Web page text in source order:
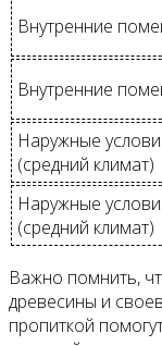
Внутренние
Внутренние
Наружные
(средний климат)
Наружные
(средний климат)
Важно помнить,
древесины и
пропиткой